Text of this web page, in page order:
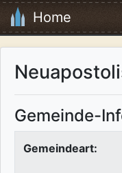
Home
Gemeinde-
Gemeindeart: